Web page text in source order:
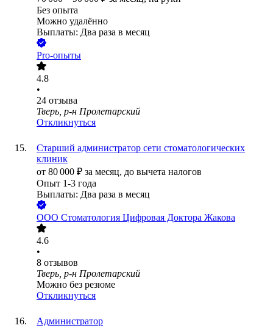
Без опыта
Можно удалённо
Выплаты: Два раза в месяц
Pro-опыты
4.8
•
24 отзыва
Тверь, р-н Пролетарский
Откликнуться
Старший администратор сети стоматологических
клиник
от 80 000 ₽ за месяц, до вычета налогов
Опыт 1-3 года
Выплаты: Два раза в месяц
ООО Стоматология Цифровая Доктора Жакова
4.6
•
8 отзывов
Тверь, р-н Пролетарский
Можно без резюме
Откликнуться
Администратор